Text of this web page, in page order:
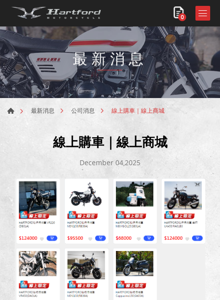
0
最新消息
最新消息 公司消息 線上購車｜線上商城
線上購車｜線上商城
December 04,2025